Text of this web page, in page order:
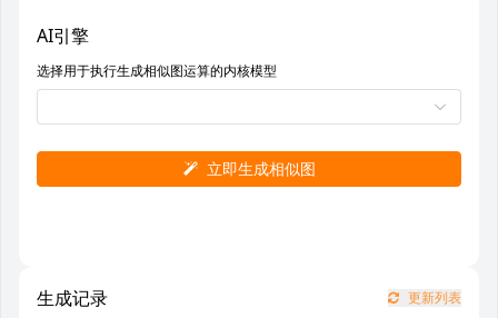
AI引擎
选择用于执行生成相似图运算的内核模型
立即生成相似图
生成记录 更新列表